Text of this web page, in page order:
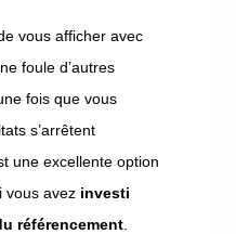
vous afficher avec
foule d’autres
fois que vous
s’arrêtent
une excellente option
vous avez investi
référencement.